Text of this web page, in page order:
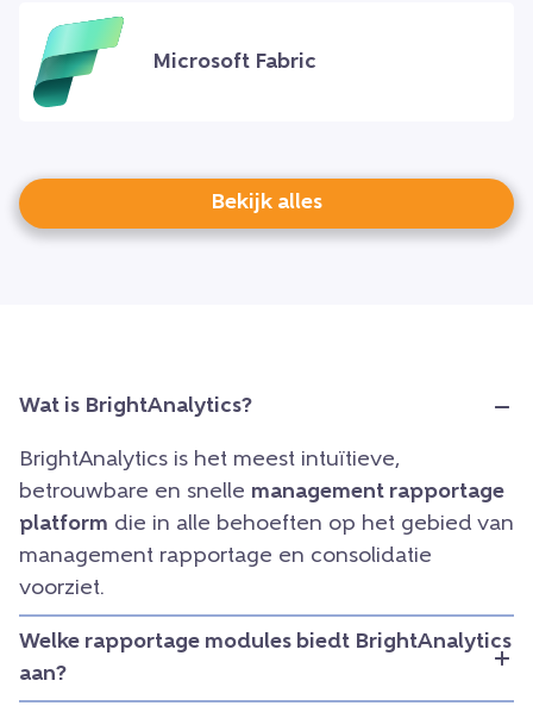
Microsoft Fabric
Bekijk alles
Wat is BrightAnalytics?
BrightAnalytics is het meest intuïtieve,
betrouwbare en snelle management rapportage
platform die in alle behoeften op het gebied van
management rapportage en consolidatie
voorziet.
Welke rapportage modules biedt BrightAnalytics
aan?